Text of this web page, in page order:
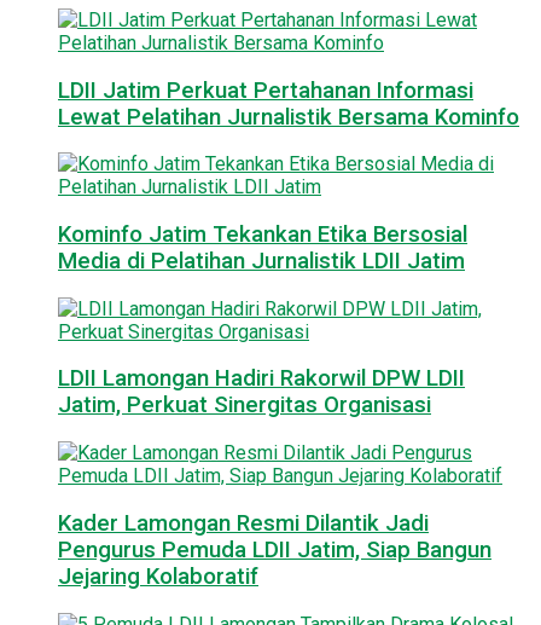
LDII Jatim Perkuat Pertahanan Informasi
Lewat Pelatihan Jurnalistik Bersama Kominfo
Kominfo Jatim Tekankan Etika Bersosial
Media di Pelatihan Jurnalistik LDII Jatim
LDII Lamongan Hadiri Rakorwil DPW LDII
Jatim, Perkuat Sinergitas Organisasi
Kader Lamongan Resmi Dilantik Jadi
Pengurus Pemuda LDII Jatim, Siap Bangun
Jejaring Kolaboratif